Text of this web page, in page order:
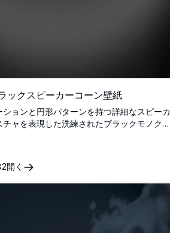
ックスピーカーコーン壁紙
ョンと円形パターンを持つ詳細なスピーカ
ャを表現した洗練されたブラックモノクロ
アされたミニマリズムを備えた洗練されたイ
を提供します。
開く